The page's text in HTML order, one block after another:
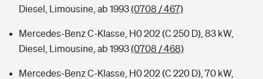
Diesel, Limousine, ab 1993(0708 / 467)
Mercedes-Benz C-Klasse, H0 202 (C 250 D), 83 kW,
Diesel, Limousine, ab 1993(0708 / 468)
Mercedes-Benz C-Klasse, H0 202 (C 220 D), 70 kW,